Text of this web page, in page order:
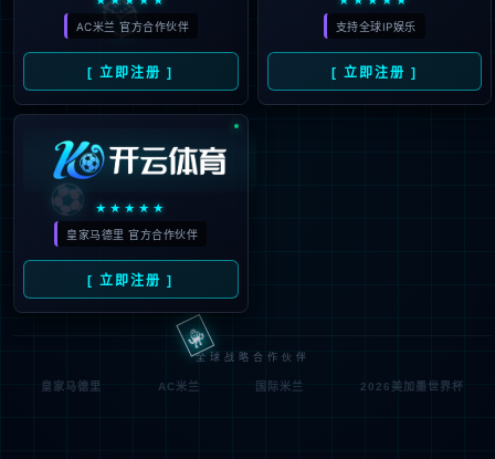
系统登录


立即登陆